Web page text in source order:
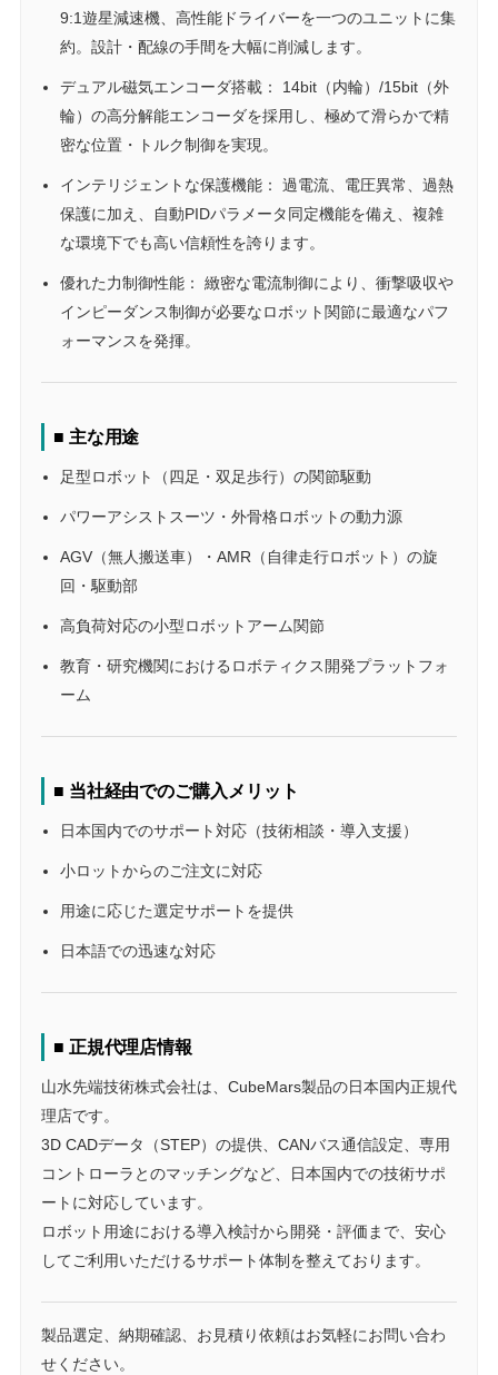
9:1遊星減速機、高性能ドライバーを一つのユニットに集
約。設計・配線の手間を大幅に削減します。
デュアル磁気エンコーダ搭載： 14bit（内輪）/15bit（外
輪）の高分解能エンコーダを採用し、極めて滑らかで精
密な位置・トルク制御を実現。
インテリジェントな保護機能： 過電流、電圧異常、過熱
保護に加え、自動PIDパラメータ同定機能を備え、複雑
な環境下でも高い信頼性を誇ります。
優れた力制御性能： 緻密な電流制御により、衝撃吸収や
インピーダンス制御が必要なロボット関節に最適なパフ
ォーマンスを発揮。
■ 主な用途
足型ロボット（四足・双足歩行）の関節駆動
パワーアシストスーツ・外骨格ロボットの動力源
AGV（無人搬送車）・AMR（自律走行ロボット）の旋
回・駆動部
高負荷対応の小型ロボットアーム関節
教育・研究機関におけるロボティクス開発プラットフォ
ーム
■ 当社経由でのご購入メリット
日本国内でのサポート対応（技術相談・導入支援）
小ロットからのご注文に対応
用途に応じた選定サポートを提供
日本語での迅速な対応
■ 正規代理店情報
山水先端技術株式会社は、CubeMars製品の日本国内正規代
理店です。
3D CADデータ（STEP）の提供、CANバス通信設定、専用
コントローラとのマッチングなど、日本国内での技術サポ
ートに対応しています。
ロボット用途における導入検討から開発・評価まで、安心
してご利用いただけるサポート体制を整えております。
製品選定、納期確認、お見積り依頼はお気軽にお問い合わ
せください。